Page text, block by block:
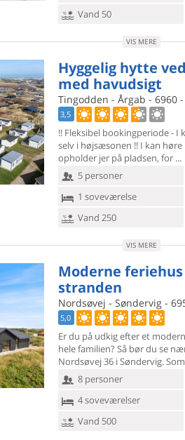
Vand 50
VIS MERE
Hyggelig hytte
med havudsigt
Tingodden - Årgab - 6960
3,5
!! Fleksibel bookingperiode - I
selv i højsæsonen !! I kan
opholder jer på pladsen, for
5 personer
1 soveværelse
Vand 250
VIS MERE
Moderne
stranden
Nordsøvej - Søndervig -
5,0
Er du på udkig efter et
hele familien? Så bør du se
Nordsøvej 36 i Søndervig.
8 personer
4 soveværelser
Vand 500